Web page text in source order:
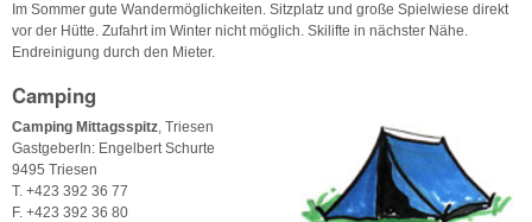
Im Sommer gute Wandermöglichkeiten. Sitzplatz und große Spielwiese direkt
vor der Hütte. Zufahrt im Winter nicht möglich. Skilifte in nächster Nähe.
Endreinigung durch den Mieter.
Camping
Camping Mittagsspitz , Triesen
GastgeberIn: Engelbert Schurte
9495 Triesen
T. +423 392 36 77
F. +423 392 36 80